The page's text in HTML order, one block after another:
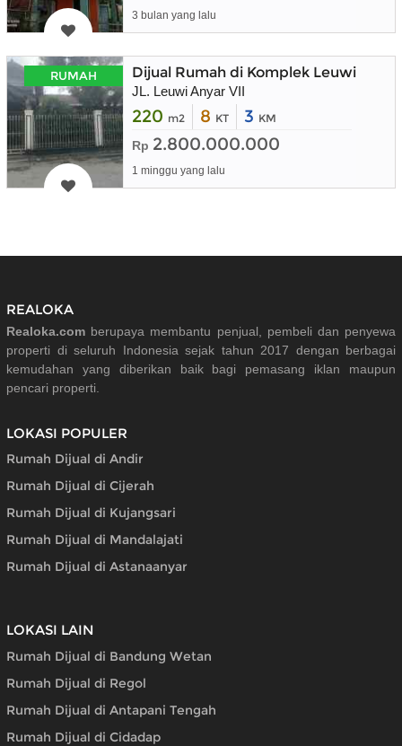
3 bulan yang lalu
RUMAH Dijual Rumah di Komplek Leuwi
JL. Leuwi Anyar VII
220 m2 8 KT 3 KM
Rp 2.800.000.000
1 minggu yang lalu
REALOKA
Realoka.com berupaya membantu penjual, pembeli dan penyewa
properti di seluruh Indonesia sejak tahun 2017 dengan berbagai
kemudahan yang diberikan baik bagi pemasang iklan maupun
pencari properti.
LOKASI POPULER
Rumah Dijual di Andir
Rumah Dijual di Cijerah
Rumah Dijual di Kujangsari
Rumah Dijual di Mandalajati
Rumah Dijual di Astanaanyar
LOKASI LAIN
Rumah Dijual di Bandung Wetan
Rumah Dijual di Regol
Rumah Dijual di Antapani Tengah
Rumah Dijual di Cidadap